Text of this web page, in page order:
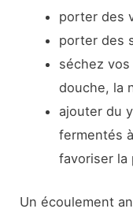
porter des
porter des
séchez
douche, la
ajouter du
fermentés
favoriser la
Un écoulement